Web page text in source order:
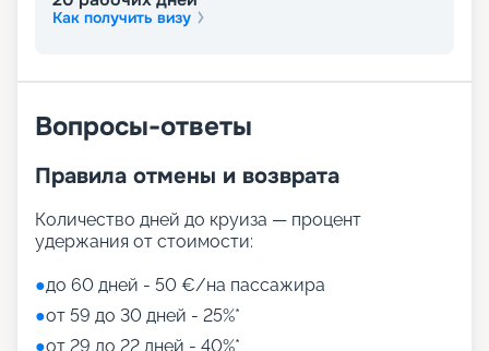
будущего
круизы MSC World America, выбрав идеальный
предлагаем ознакомиться с фото кают, точным
описанием лайнера и прочитать отзывы бывалых
путешественников. Если у вас останутся
вопросы о круизе, просто свяжитесь с нами по
телефону или через соцсети. Опытные
специалисты ответят на актуальные вопросы.
Как получить визу
Вопросы-ответы
Правила отмены и возврата
Количество дней до круиза — процент
удержания от стоимости:
●до 60 дней - 50 €/на пассажира
●от 59 до 30 дней - 25%*
●от 29 до 22 дней - 40%*